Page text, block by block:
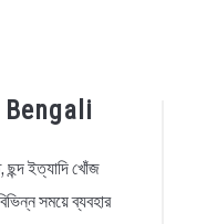
Bengali
ছন্দ ইত্যাদি খোঁজ
সময়ে ব্যবহার